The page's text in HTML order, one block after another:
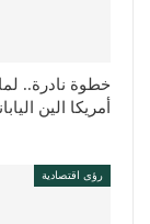
خطوة نادرة..
أمريكا الين
رؤى اقتصادية